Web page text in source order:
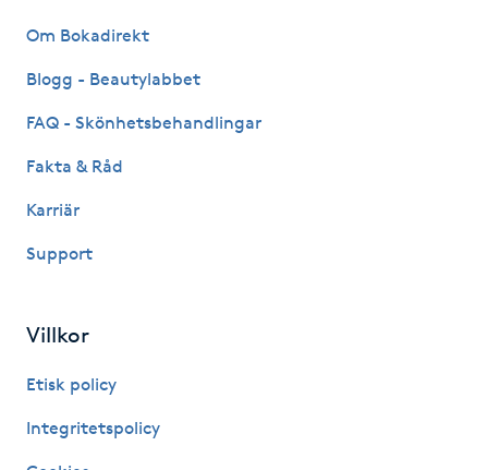
Gua Sha-massage
H
Hatha Yoga
Headspa
Hollywood Peel
Om Bokadirekt
Blogg - Beautylabbet
FAQ - Skönhetsbehandlingar
Fakta & Råd
Karriär
Support
Villkor
Etisk policy
Integritetspolicy